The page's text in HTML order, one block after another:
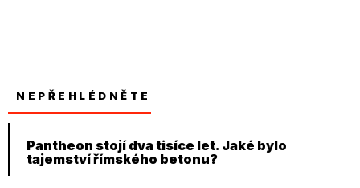
NEPŘEHLÉDNĚTE
Pantheon stojí dva tisíce let. Jaké bylo
tajemství římského betonu?